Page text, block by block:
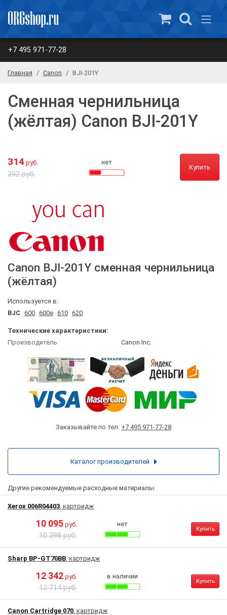
+7 495 971-77-28
Главная Canon BJI-201Y
Сменная чернильница
(жёлтая) Canon BJI-201Y
314 руб.
392 руб.
нет
Купить
Canon BJI-201Y сменная чернильница
(жёлтая)
Используется в:
BJC 600 600e 610 620
Технические характеристики:
Производитель
Canon Inc.
Заказывайте по тел. +7 495 971-77-28
Другие рекомендуемые расходные материалы:
Xerox 006R04403, картридж
10 095 руб.
10 398 руб.
нет
Купить
Sharp BP-GT70BB, картридж
12 342 руб.
12 714 руб.
в наличии
Купить
Canon Cartridge 070, картридж